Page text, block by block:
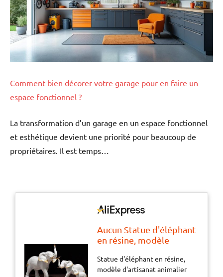
Comment bien décorer votre garage pour en faire un
espace fonctionnel ?
La transformation d’un garage en un espace fonctionnel
et esthétique devient une priorité pour beaucoup de
propriétaires. Il est temps…
Aucun Statue d'éléphant
en résine, modèle
européen, collection
Feng Shui, décor de
Statue d'éléphant en résine,
modèle d'artisanat animalier